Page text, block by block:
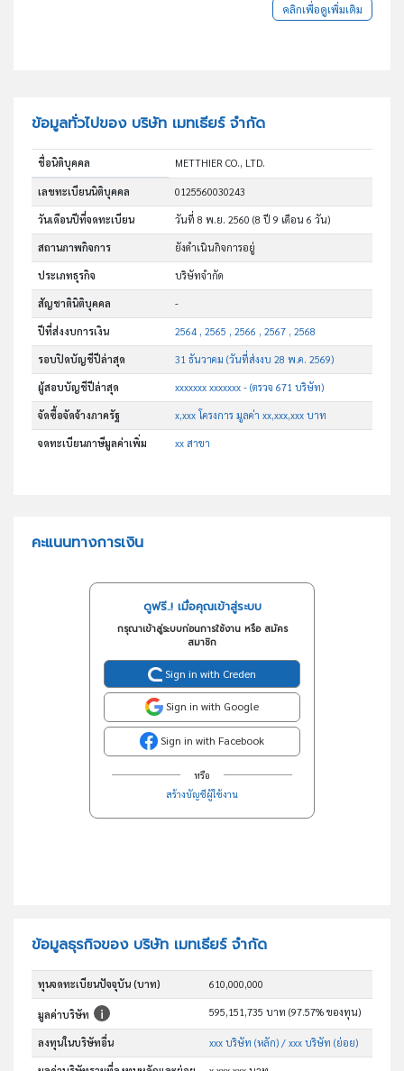
คลิกเพื่อดูเพิ่มเติม
ข้อมูลทั่วไปของ บริษัท เมทเธียร์ จำกัด
ชื่อนิติบุคคล METTHIER CO., LTD.
เลขทะเบียนนิติบุคคล 0125560030243
วันเดือนปีที่จดทะเบียน วันที่ 8 พ.ย. 2560(8 ปี 9 เดือน 6 วัน)
สถานภาพกิจการ ยังดำเนินกิจการอยู่
ประเภทธุรกิจ บริษัทจำกัด
สัญชาตินิติบุคคล -
ปีที่ส่งงบการเงิน 2564 , 2565 , 2566 , 2567 , 2568
รอบปิดบัญชีปีล่าสุด 31 ธันวาคม (วันที่ส่งงบ 28 พ.ค. 2569)
ผู้สอบบัญชีปีล่าสุด xxxxxxx xxxxxxx - (ตรวจ 671 บริษัท)
จัดซื้อจัดจ้างภาครัฐ x,xxx โครงการ มูลค่า xx,xxx,xxx บาท
จดทะเบียนภาษีมูลค่าเพิ่ม xx สาขา
คะแนนทางการเงิน
ดูฟรี..! เมื่อคุณเข้าสู่ระบบ
กรุณาเข้าสู่ระบบก่อนการใช้งาน หรือ สมัคร
สมาชิก
Sign in with Creden
Sign in with Google
Sign in with Facebook
หรือ
สร้างบัญชีผู้ใช้งาน
ข้อมูลธุรกิจของ บริษัท เมทเธียร์ จำกัด
ทุนจดทะเบียนปัจจุบัน (บาท) 610,000,000
มูลค่าบริษัท 595,151,735 บาท (97.57% ของทุน)
ลงทุนในบริษัทอื่น xxx บริษัท (หลัก)/ xxx บริษัท (ย่อย)